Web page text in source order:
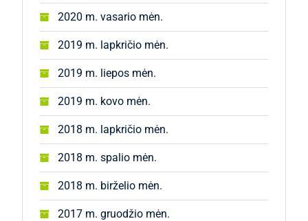
2020 m. vasario mėn.
2019 m. lapkričio mėn.
2019 m. liepos mėn.
2019 m. kovo mėn.
2018 m. lapkričio mėn.
2018 m. spalio mėn.
2018 m. birželio mėn.
2017 m. gruodžio mėn.